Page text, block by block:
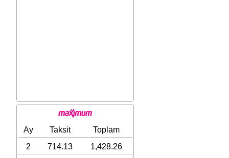
Ay Taksit
Toplam
2
714.13
1,428.26